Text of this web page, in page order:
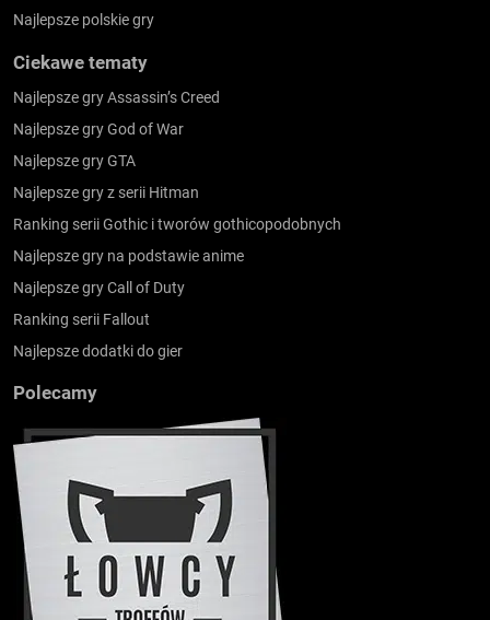
Najlepsze polskie gry
Ciekawe tematy
Najlepsze gry Assassin’s Creed
Najlepsze gry God of War
Najlepsze gry GTA
Najlepsze gry z serii Hitman
Ranking serii Gothic i tworów gothicopodobnych
Najlepsze gry na podstawie anime
Najlepsze gry Call of Duty
Ranking serii Fallout
Najlepsze dodatki do gier
Polecamy